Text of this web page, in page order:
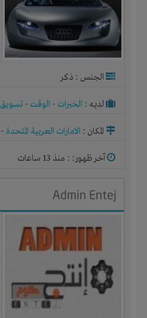
الجنس : ذكر
لديـه : الخبرات - الوقت - تسويق
المكان : الامارات العربية المتحدة -
آخر ظهور: : منذ 13 ساعات
Admin Entej